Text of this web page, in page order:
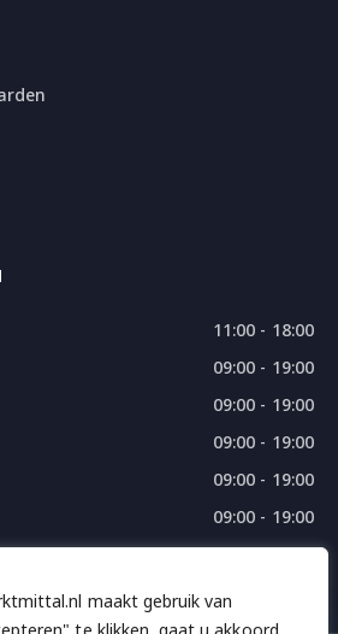
maakt gebruik van
11:00 - 18:00
09:00 - 19:00
09:00 - 19:00
09:00 - 19:00
09:00 - 19:00
09:00 - 19:00
09:00 - 18:00